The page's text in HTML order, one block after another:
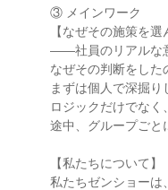
③ メインワーク
【なぜその施策を
――社員のリアルな
なぜその判断をした
まずは個人で深掘り
ロジックだけでなく
途中、グループごと
【私たちについて】
私たちゼンショーは